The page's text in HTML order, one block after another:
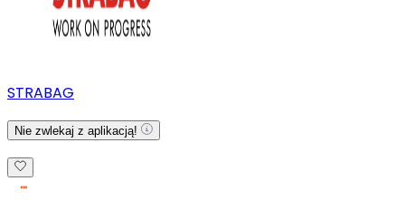
STRABAG
Nie zwlekaj z aplikacją!